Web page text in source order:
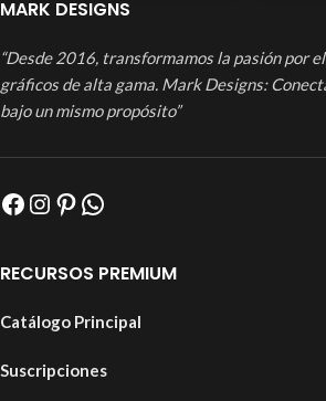
MARK DESIGNS
“Desde 2016, transformamos la pasión por
gráficos de alta gama. Mark Designs:
bajo un mismo propósito”
RECURSOS PREMIUM
Catálogo Principal
Suscripciones